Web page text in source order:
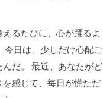
るたびに、心が踊るよ
今日は、少しだけ心配ご
だ。 最近、あなたがど
感じて、毎日が慌ただ